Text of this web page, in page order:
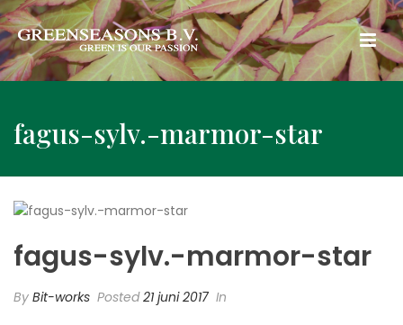
fagus-sylv.-marmor-star
fagus-sylv.-marmor-star
By Bit-works Posted21 juni 2017 In